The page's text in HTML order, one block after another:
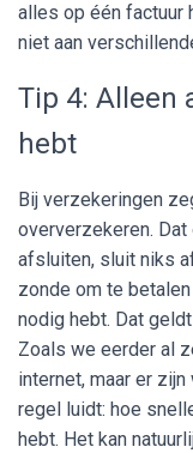
alles op één factuur
niet aan
Tip 4: Alleen
hebt
Bij verzekeringen
oververzekeren.
afsluiten, sluit niks
zonde om te
nodig hebt. Dat
Zoals we eerder al
internet, maar er zijn
regel luidt: hoe
hebt. Het kan